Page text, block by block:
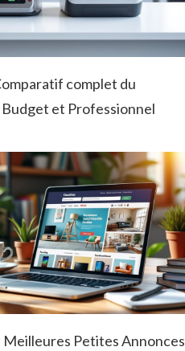
complet du
et Professionnel
Meilleures Petites Annonces